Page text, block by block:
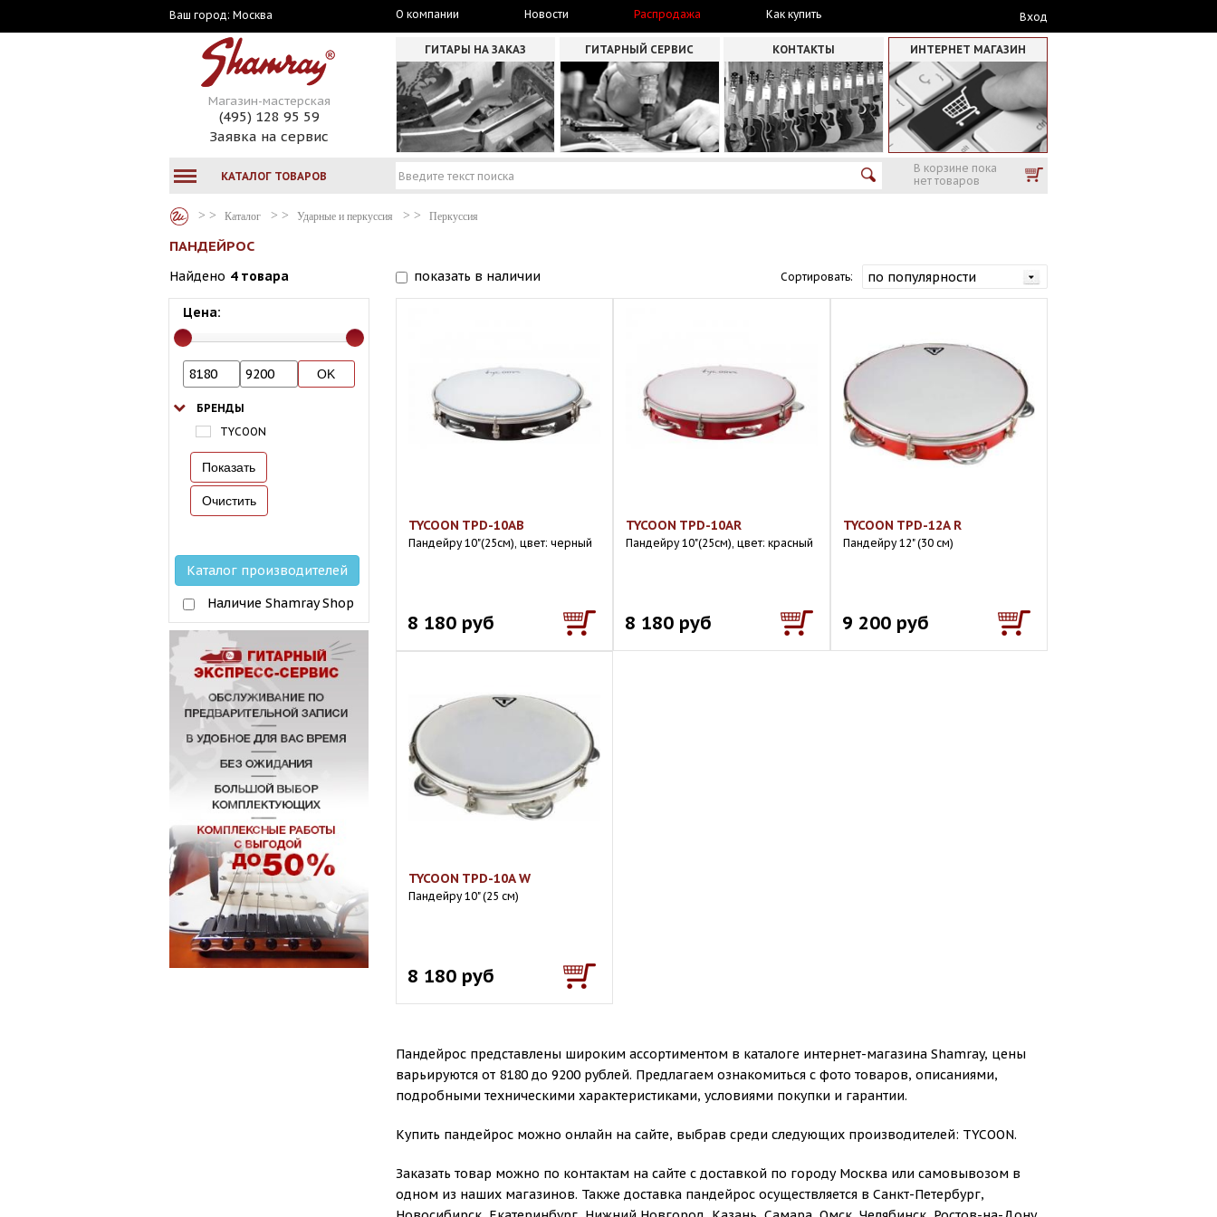
Ваш город: Москва О компании Новости Распродажа Как купить Вход
Магазин-мастерская
(495) 128 95 59
Заявка на сервис
ГИТАРЫ НА ЗАКАЗ ГИТАРНЫЙ СЕРВИС КОНТАКТЫ ИНТЕРНЕТ МАГАЗИН
КАТАЛОГ ТОВАРОВ
В корзине пока
нет товаров
Каталог Ударные и перкуссия Перкуссия
ПАНДЕЙРОС
Найдено 4 товара показать в наличии Сортировать:
Цена:
БРЕНДЫ
TYCOON
Каталог производителей
Наличие Shamray Shop
TYCOON TPD-10AB
Пандейру 10"(25см), цвет: черный
8 180 руб
TYCOON TPD-10AR
Пандейру 10"(25см), цвет: красный
8 180 руб
TYCOON TPD-12A R
Пандейру 12" (30 см)
9 200 руб
TYCOON TPD-10A W
Пандейру 10" (25 см)
8 180 руб
Пандейрос представлены широким ассортиментом в каталоге интернет-магазина Shamray, цены
варьируются от 8180 до 9200 рублей. Предлагаем ознакомиться с фото товаров, описаниями,
подробными техническими характеристиками, условиями покупки и гарантии.
Купить пандейрос можно онлайн на сайте, выбрав среди следующих производителей: TYCOON.
Заказать товар можно по контактам на сайте с доставкой по городу Москва или самовывозом в
одном из наших магазинов. Также доставка пандейрос осуществляется в Санкт-Петербург,